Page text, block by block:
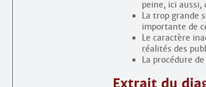
peine, ici
La trop grande
importante de
Le caractère
réalités des
La procédure